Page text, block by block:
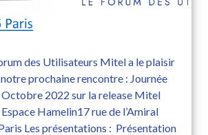
des Utilisateurs Mitel a le plaisir
prochaine rencontre : Journée
Octobre 2022 sur la release Mitel
Hamelin17 rue de l’Amiral
Les présentations : Présentation